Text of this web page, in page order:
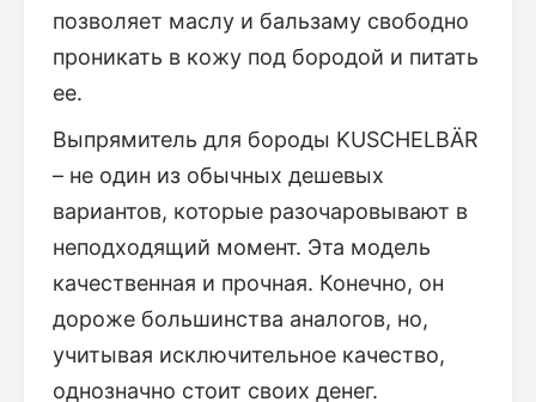
позволяет маслу и бальзаму свободно
проникать в кожу под бородой и питать
ее.
Выпрямитель для бороды KUSCHELBÄR
– не один из обычных дешевых
вариантов, которые разочаровывают в
неподходящий момент. Эта модель
качественная и прочная. Конечно, он
дороже большинства аналогов, но,
учитывая исключительное качество,
однозначно стоит своих денег.